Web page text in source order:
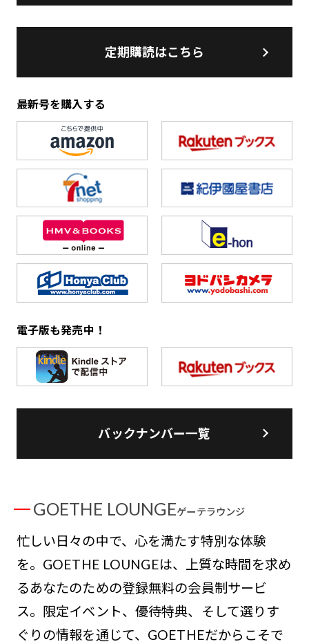
定期購読はこちら
最新号を購入する
電子版も発売中！
バックナンバー一覧
GOETHE LOUNGEゲーテラウンジ
忙しい日々の中で、心を満たす特別な体験
を。GOETHE LOUNGEは、上質な時間を求め
るあなたのための登録無料の会員制サービ
ス。限定イベント、優待特典、そして選りす
ぐりの情報を通じて、GOETHEだからこそで